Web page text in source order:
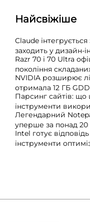
Найсвіжіше
Claude
заходить у дизайн-
Razr 70 і 70 Ultra
покоління
NVIDIA розширює
отримала 12 ГБ
Парсинг сайтів: що
інструменти
Легендарний
уперше за понад 20
Intel готує
інструменти